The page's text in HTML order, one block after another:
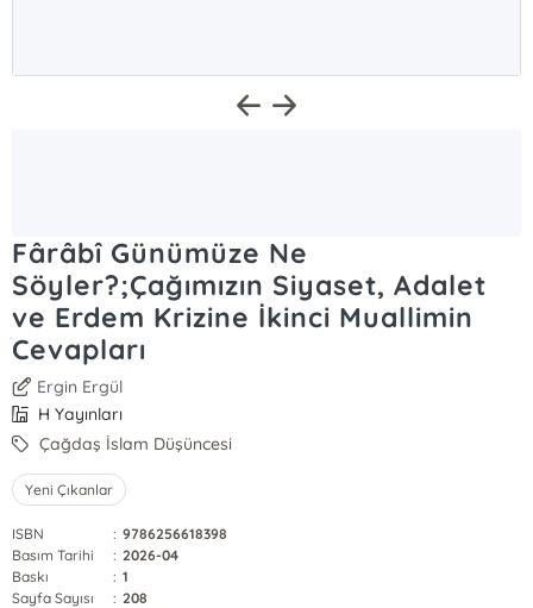
Fârâbî Günümüze Ne
Söyler?;Çağımızın Siyaset, Adalet
ve Erdem Krizine İkinci Muallimin
Cevapları
Ergin Ergül
H Yayınları
Çağdaş İslam Düşüncesi
Yeni Çıkanlar
ISBN : 9786256618398
Basım Tarihi
: 2026-04
Baskı
: 1
Sayfa Sayısı
: 208